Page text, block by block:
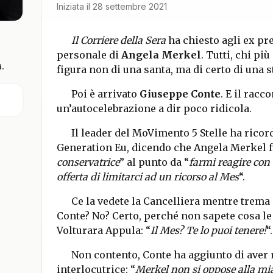
Iniziata il 28 settembre 2021
Il Corriere della Seraha chiesto agli ex
personale di Angela Merkel. Tutti, chi più
figura non di una santa, ma di certo di una
Poi è arrivato Giuseppe Conte. E il
un’autocelebrazione a dir poco ridicola.
Il leader del MoVimento 5 Stelle ha
Generation Eu, dicendo che Angela Merkel
conservatrice” al punto da “farmi reagire con
offerta di limitarci ad un ricorso al Mes“.
Ce la vedete la Cancelliera mentre
Conte? No? Certo, perché non sapete cosa
Volturara Appula: “Il Mes? Te lo puoi tenere!“.
Non contento, Conte ha aggiunto di aver
interlocutrice: “Merkel non si oppose alla